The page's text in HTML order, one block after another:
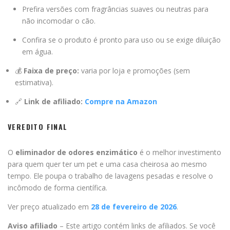
Prefira versões com fragrâncias suaves ou neutras para
não incomodar o cão.
Confira se o produto é pronto para uso ou se exige diluição
em água.
💰 Faixa de preço: varia por loja e promoções (sem
estimativa).
🔗 Link de afiliado: Compre na Amazon
VEREDITO FINAL
O eliminador de odores enzimático é o melhor investimento
para quem quer ter um pet e uma casa cheirosa ao mesmo
tempo. Ele poupa o trabalho de lavagens pesadas e resolve o
incômodo de forma científica.
Ver preço atualizado em 28 de fevereiro de 2026.
Aviso afiliado – Este artigo contém links de afiliados. Se você